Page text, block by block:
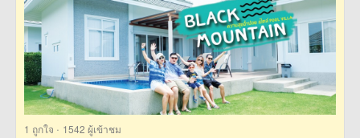
1 ถูกใจ · 1542 ผู้เข้าชม